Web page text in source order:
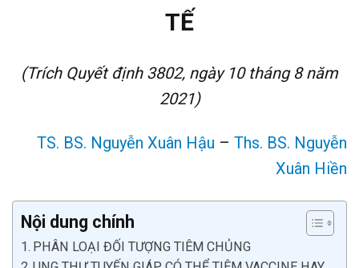
TẾ
(Trích Quyết định 3802, ngày 10 tháng 8 năm
2021)
TS. BS. Nguyễn Xuân Hậu – Ths. BS. Nguyễn
Xuân Hiền
Nội dung chính
PHÂN LOẠI ĐỐI TƯỢNG TIÊM CHỦNG